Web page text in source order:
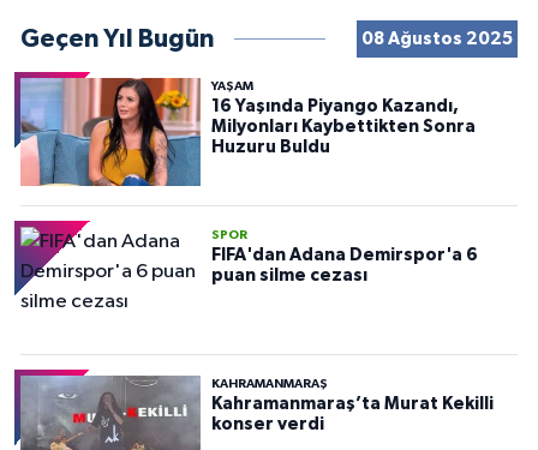
Geçen Yıl Bugün 08 Ağustos 2025
YAŞAM
16 Yaşında Piyango Kazandı,
Milyonları Kaybettikten Sonra
Huzuru Buldu
SPOR
FIFA'dan Adana Demirspor'a 6
puan silme cezası
KAHRAMANMARAŞ
Kahramanmaraş’ta Murat Kekilli
konser verdi